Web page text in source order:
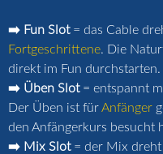
➡️ Fun Slot= das Cable
Fortgeschrittene. Die
direkt im Fun durchstarten.
➡️ Üben Slot= entspannt
Der Üben ist fürAnfänger
den Anfängerkurs besucht
➡️ Mix Slot= der Mix dreht